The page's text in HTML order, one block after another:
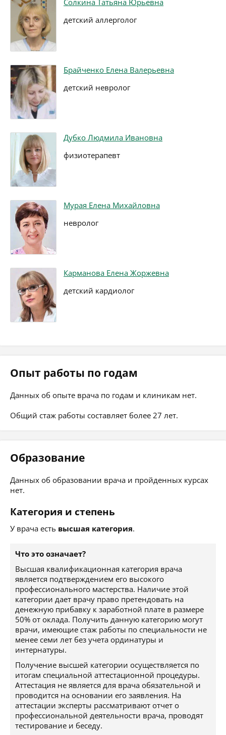
Солкина Татьяна Юрьевна
детский аллерголог
Брайченко Елена Валерьевна
детский невролог
Дубко Людмила Ивановна
физиотерапевт
Мурая Елена Михайловна
невролог
Карманова Елена Жоржевна
детский кардиолог
Опыт работы по годам
Данных об опыте врача по годам и клиникам нет.
Общий стаж работы составляет более 27 лет.
Образование
Данных об образовании врача и пройденных курсах
нет.
Категория и степень
У врача есть высшая категория.
Что это означает?
Высшая квалификационная категория врача
является подтверждением его высокого
профессионального мастерства. Наличие этой
категории дает врачу право претендовать на
денежную прибавку к заработной плате в размере
50% от оклада. Получить данную категорию могут
врачи, имеющие стаж работы по специальности не
менее семи лет без учета ординатуры и
интернатуры.
Получение высшей категории осуществляется по
итогам специальной аттестационной процедуры.
Аттестация не является для врача обязательной и
проводится на основании его заявления. На
аттестации эксперты рассматривают отчет о
профессиональной деятельности врача, проводят
тестирование и беседу.